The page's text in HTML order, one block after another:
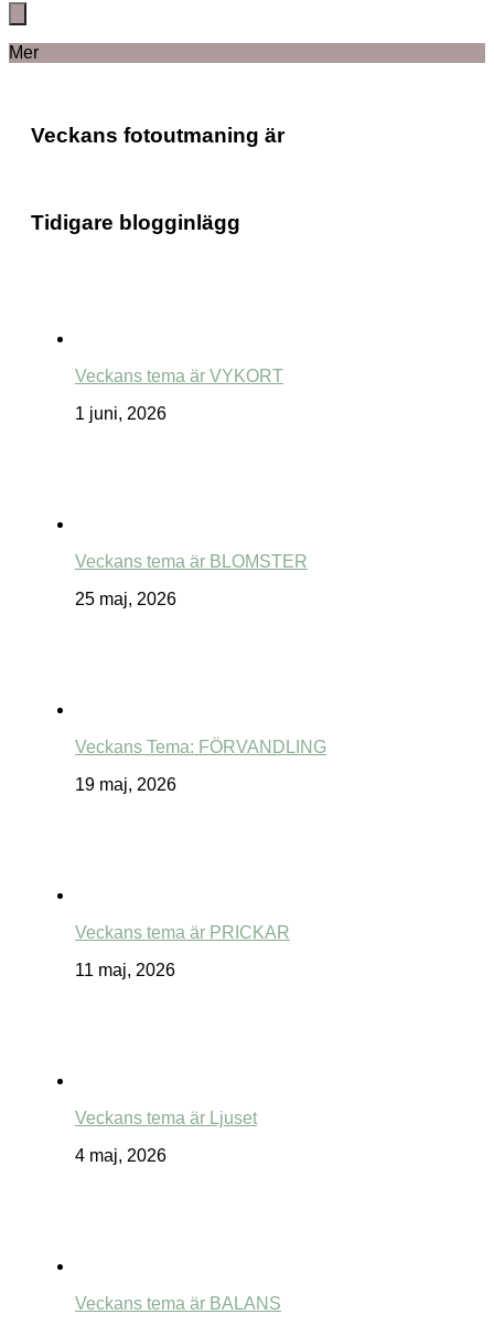
Mer
Veckans fotoutmaning är
Tidigare blogginlägg
Veckans tema är VYKORT
1 juni, 2026
Veckans tema är BLOMSTER
25 maj, 2026
Veckans Tema: FÖRVANDLING
19 maj, 2026
Veckans tema är PRICKAR
11 maj, 2026
Veckans tema är Ljuset
4 maj, 2026
Veckans tema är BALANS